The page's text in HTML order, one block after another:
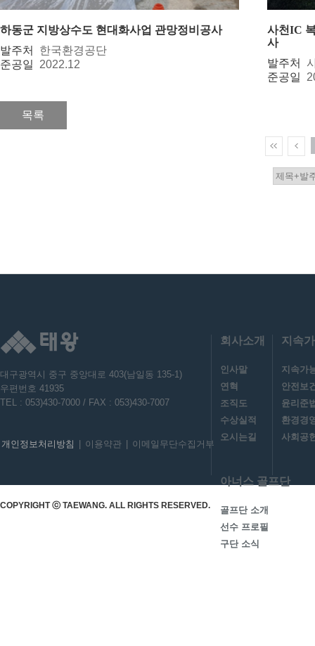
하동군 지방상수도 현대화사업 관망정비공사
발주처 한국환경공단
준공일 2022.12
사천IC
사
발주처
준공일
목록
대구광역시 중구 중앙대로 403(남일동 135-1)
우편번호 41935
TEL : 053)430-7000 / FAX : 053)430-7007
개인정보처리방침 이용약관 이메일무단수집거부
회사소개
인사말
연혁
조직도
수상실적
오시는길
지속
지속가
안전보
윤리준
환경경
사회공
아너스 골프단
골프단 소개
선수 프로필
구단 소식
COPYRIGHT ⓒ TAEWANG. ALL RIGHTS RESERVED.